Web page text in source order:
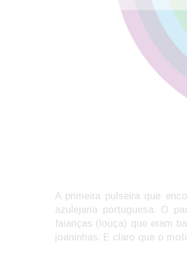
A primeira pulseira que
azulejaria portuguesa. O
faianças (louça) que eram
joaninhas. E claro que o